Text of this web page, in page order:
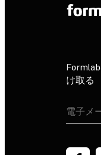
け取る